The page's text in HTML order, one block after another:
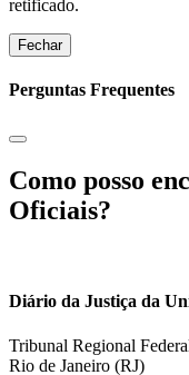
retificado.
Fechar
Perguntas Frequentes
Como posso
Oficiais?
Diário da Justiça da
Tribunal Regional
Rio de Janeiro (RJ)